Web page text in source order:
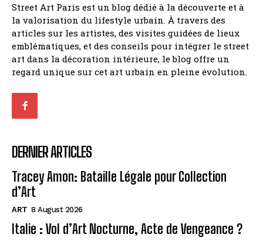
Street Art Paris est un blog dédié à la découverte et à
la valorisation du lifestyle urbain. À travers des
articles sur les artistes, des visites guidées de lieux
emblématiques, et des conseils pour intégrer le street
art dans la décoration intérieure, le blog offre un
regard unique sur cet art urbain en pleine évolution.
DERNIER ARTICLES
Tracey Amon: Bataille Légale pour Collection
d’Art
ART 8 August 2026
Italie : Vol d’Art Nocturne, Acte de Vengeance ?